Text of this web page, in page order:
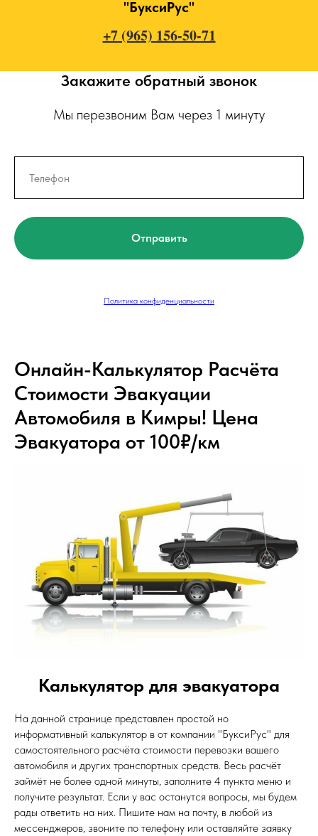
"БуксиРус"
+7 (965) 156-50-71
Закажите обратный звонок
Мы перезвоним Вам через 1 минуту
Отправить
Политика конфиденциальности
Онлайн-Калькулятор Расчёта
Стоимости Эвакуации
Автомобиля в Кимры! Цена
Эвакуатора от 100₽/км
Калькулятор для эвакуатора
На данной странице представлен простой но
информативный калькулятор в от компании "БуксиРус" для
самостоятельного расчёта стоимости перевозки вашего
автомобиля и других транспортных средств. Весь расчёт
займёт не более одной минуты, заполните 4 пункта меню и
получите результат. Если у вас останутся вопросы, мы будем
рады ответить на них. Пишите нам на почту, в любой из
мессенджеров, звоните по телефону или оставляйте заявку